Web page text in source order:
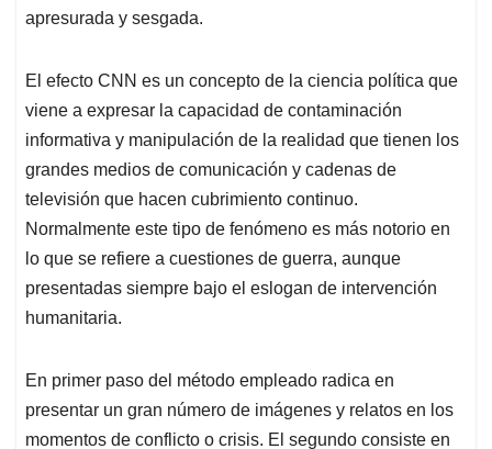
apresurada y sesgada.
El efecto CNN es un concepto de la ciencia política que
viene a expresar la capacidad de contaminación
informativa y manipulación de la realidad que tienen los
grandes medios de comunicación y cadenas de
televisión que hacen cubrimiento continuo.
Normalmente este tipo de fenómeno es más notorio en
lo que se refiere a cuestiones de guerra, aunque
presentadas siempre bajo el eslogan de intervención
humanitaria.
En primer paso del método empleado radica en
presentar un gran número de imágenes y relatos en los
momentos de conflicto o crisis. El segundo consiste en